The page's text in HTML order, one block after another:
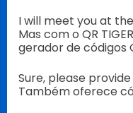
I will meet you at
Mas com o QR
gerador de códigos
Sure, please
Também oferece